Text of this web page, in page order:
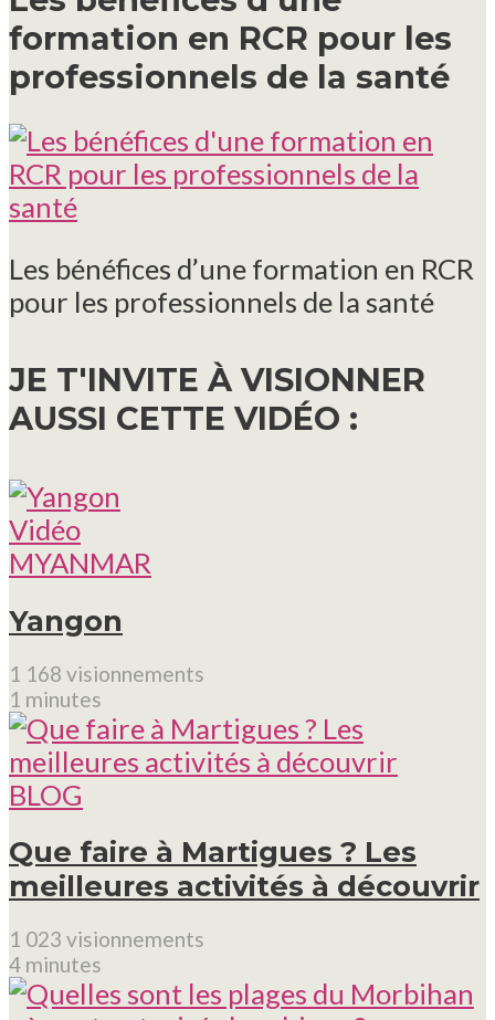
formation en RCR pour les
professionnels de la santé
Les bénéfices d’une formation en RCR
pour les professionnels de la santé
JE T'INVITE À VISIONNER
AUSSI CETTE VIDÉO :
Vidéo
MYANMAR
Yangon
1 168 visionnements
1 minutes
BLOG
Que faire à Martigues ? Les
meilleures activités à découvrir
1 023 visionnements
4 minutes